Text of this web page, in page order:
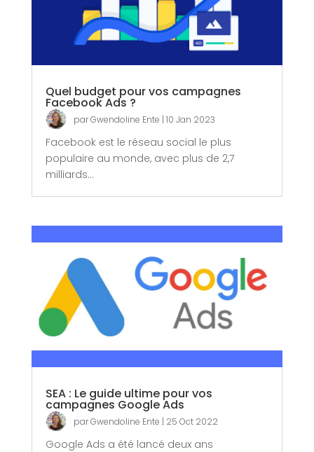
Quel budget pour vos campagnes
Facebook Ads ?
parGwendoline Ente | 10 Jan 2023
Facebook est le réseau social le plus
populaire au monde, avec plus de 2,7
milliards...
SEA : Le guide ultime pour vos
campagnes Google Ads
parGwendoline Ente | 25 Oct 2022
Google Ads a été lancé deux ans